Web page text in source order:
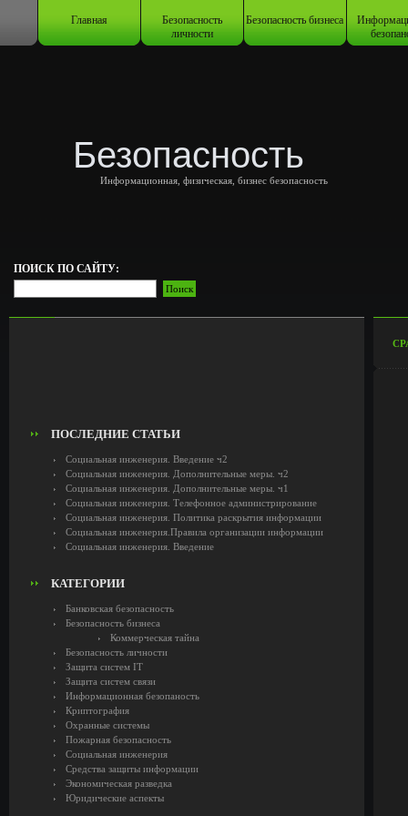
Главная Безопасность
личности
Безопасность бизнеса
Безопасность
Информационная, физическая, бизнес безопасность
ПОИСК ПО САЙТУ:
ПОСЛЕДНИЕ СТАТЬИ
Социальная инженерия. Введение ч2
Социальная инженерия. Дополнительные меры. ч2
Социальная инженерия. Дополнительные меры. ч1
Социальная инженерия. Телефонное администрирование
Социальная инженерия. Политика раскрытия информации
Социальная инженерия.Правила организации информации
Социальная инженерия. Введение
КАТЕГОРИИ
Банковская безопасность
Безопасность бизнеса
Коммерческая тайна
Безопасность личности
Защита систем IT
Защита систем связи
Информационная безопаность
Криптография
Охранные системы
Пожарная безопасность
Социальная инженерия
Средства защиты информации
Экономическая разведка
Юридические аспекты